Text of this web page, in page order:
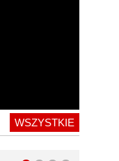
WSZYSTKIE